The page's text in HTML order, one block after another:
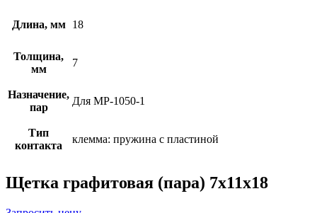
Длина, мм 18
Толщина,
мм
7
Назначение,
пар
Для МР-1050-1
Тип
контакта
клемма: пружина с пластиной
Щетка графитовая (пара) 7x11x18